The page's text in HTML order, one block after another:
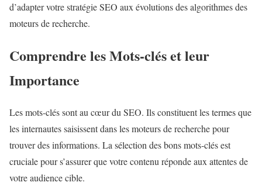
d’adapter votre stratégie SEO aux évolutions des algorithmes des
moteurs de recherche.
Comprendre les Mots-clés et leur
Importance
Les mots-clés sont au cœur du SEO. Ils constituent les termes que
les internautes saisissent dans les moteurs de recherche pour
trouver des informations. La sélection des bons mots-clés est
cruciale pour s’assurer que votre contenu réponde aux attentes de
votre audience cible.